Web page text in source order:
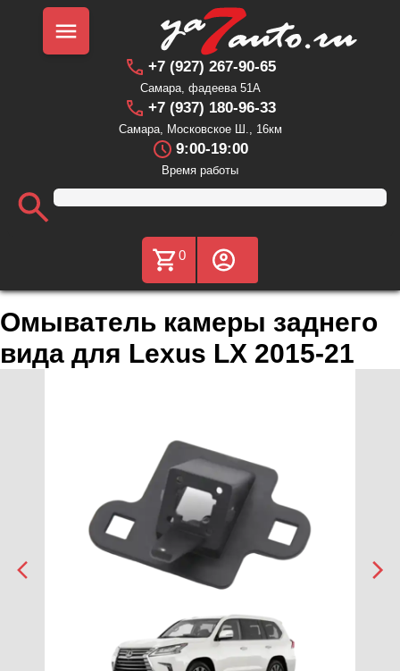
+7 (927) 267-90-65
Самара, фадеева 51А
+7 (937) 180-96-33
Самара, Московское Ш., 16км
9:00-19:00
Время работы
0
Омыватель камеры заднего
вида для Lexus LX 2015-21